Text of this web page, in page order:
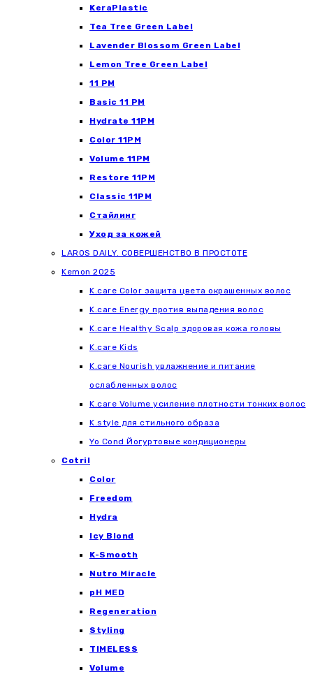
KeraPlastic
Tea Tree Green Label
Lavender Blossom Green Label
Lemon Tree Green Label
11 PM
Basic 11 PM
Hydrate 11PM
Color 11PM
Volume 11PM
Restore 11PM
Classic 11PM
Стайлинг
Уход за кожей
LAROS DAILY. СОВЕРШЕНСТВО В ПРОСТОТЕ
Kemon 2025
K.care Color защита цвета окрашенных волос
K.care Energy против выпадения волос
K.care Healthy Scalp здоровая кожа головы
K.care Kids
K.care Nourish увлажнение и питание
ослабленных волос
K.care Volume усиление плотности тонких волос
K.style для стильного образа
Yo Cond Йогуртовые кондиционеры
Cotril
Color
Freedom
Hydra
Icy Blond
K-Smooth
Nutro Miracle
pH MED
Regeneration
Styling
TIMELESS
Volume